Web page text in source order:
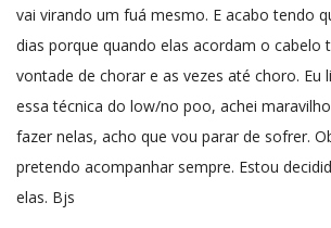
vai virando um fuá mesmo. E acabo tendo
dias porque quando elas acordam o cabelo
vontade de chorar e as vezes até choro. Eu
essa técnica do low/no poo, achei
fazer nelas, acho que vou parar de sofrer.
pretendo acompanhar sempre. Estou
elas. Bjs